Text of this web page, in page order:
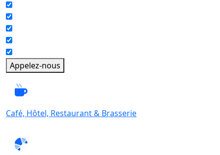
Appelez-nous
Café, Hôtel, Restaurant & Brasserie